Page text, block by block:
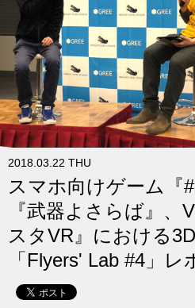
用語辞典
スタジオ
講座
SHOP
クリエイターズID
求人
2018.03.22 THU
スマホ向けゲーム『
『武器よさらば』
スタVR』における
「Flyers' Lab #4」レ